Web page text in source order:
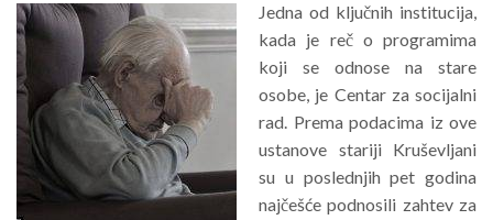
Jedna od ključnih institucija,
kada je reč o programima
koji se odnose na stare
osobe, je Centar za socijalni
rad. Prema podacima iz ove
ustanove stariji Kruševljani
su u poslednjih pet godina
najčešće podnosili zahtev za